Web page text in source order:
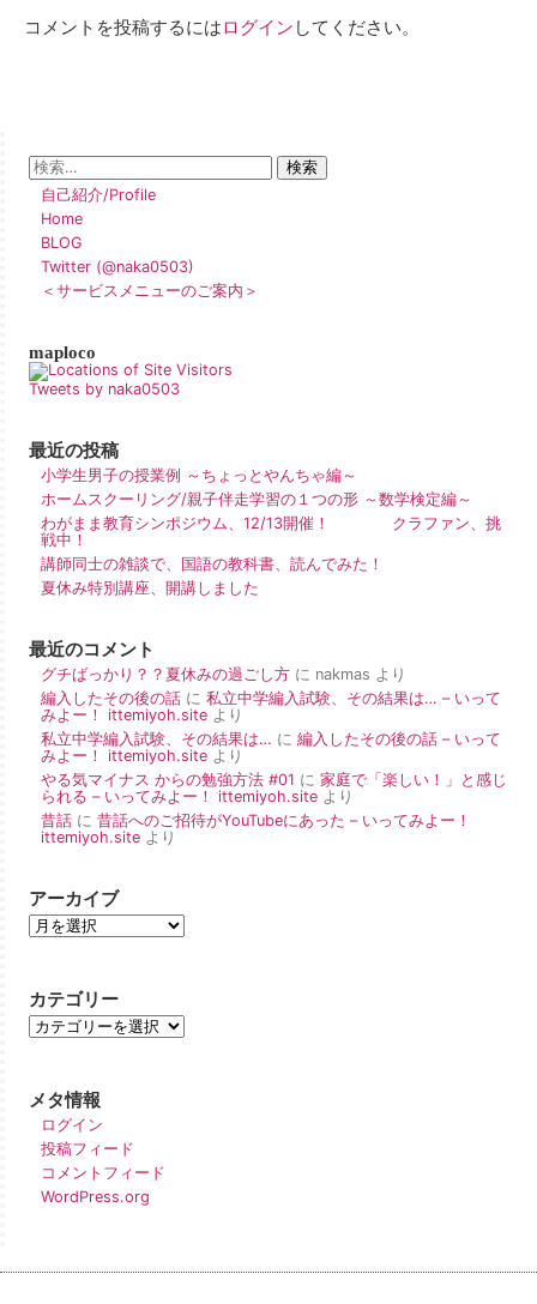
コメントを投稿するにはログイン してください。
自己紹介/Profile
Home
BLOG
Twitter (@naka0503)
＜サービスメニューのご案内＞
maploco
Tweets by naka0503
最近の投稿
小学生男子の授業例 ～ちょっとやんちゃ編～
ホームスクーリング/親子伴走学習の１つの形 ～数学検定編～
わがまま教育シンポジウム、12/13開催！ クラファン、挑
戦中！
講師同士の雑談で、国語の教科書、読んでみた！
夏休み特別講座、開講しました
最近のコメント
グチばっかり？？夏休みの過ごし方 に nakmas より
編入したその後の話 に 私立中学編入試験、その結果は… – いって
みよー！ ittemiyoh.site より
私立中学編入試験、その結果は… に 編入したその後の話 – いって
みよー！ ittemiyoh.site より
やる気マイナス からの勉強方法 #01 に 家庭で「楽しい！」と感じ
られる – いってみよー！ ittemiyoh.site より
昔話 に 昔話へのご招待がYouTubeにあった – いってみよー！
ittemiyoh.site より
アーカイブ
カテゴリー
メタ情報
ログイン
投稿フィード
コメントフィード
WordPress.org